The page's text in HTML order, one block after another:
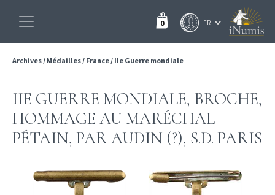
0
Archives/ Médailles/ France/ IIe Guerre mondiale
IIE GUERRE MONDIALE, BROCHE,
HOMMAGE AU MARÉCHAL
PÉTAIN, PAR AUDIN (?), S.D. PARIS